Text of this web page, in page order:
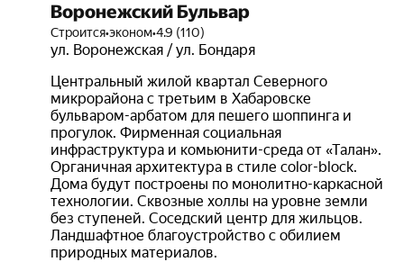
Воронежский Бульвар
Строится•эконом•4.9 (110)
ул. Воронежская / ул. Бондаря
Центральный жилой квартал Северного
микрорайона с третьим в Хабаровске
бульваром-арбатом для пешего шоппинга и
прогулок. Фирменная социальная
инфраструктура и комьюнити-среда от «Талан».
Органичная архитектура в стиле color-block.
Дома будут построены по монолитно-каркасной
технологии. Сквозные холлы на уровне земли
без ступеней. Соседский центр для жильцов.
Ландшафтное благоустройство с обилием
природных материалов.